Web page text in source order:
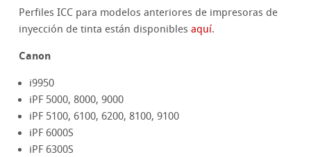
Perfiles ICC para modelos anteriores de impresoras de
inyección de tinta están disponiblesaquí.
Canon
i9950
iPF 5000, 8000, 9000
iPF 5100, 6100, 6200, 8100, 9100
iPF 6000S
iPF 6300S